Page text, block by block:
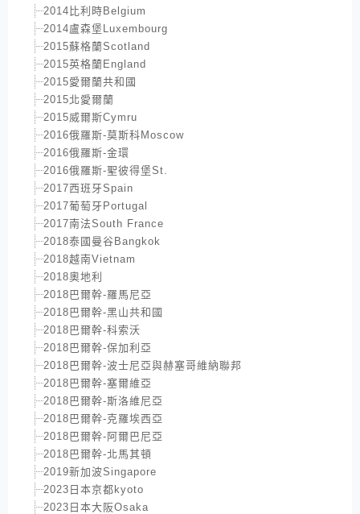
2014比利時Belgium
2014盧森堡Luxembourg
2015蘇格蘭Scotland
2015英格蘭England
2015愛爾蘭共和國
2015北愛爾蘭
2015威爾斯Cymru
2016俄羅斯-莫斯科Moscow
2016俄羅斯-金環
2016俄羅斯-聖彼得堡St.
2017西班牙Spain
2017葡萄牙Portugal
2017南法South France
2018泰國曼谷Bangkok
2018越南Vietnam
2018奧地利
2018巴爾幹-羅馬尼亞
2018巴爾幹-黑山共和國
2018巴爾幹-科索沃
2018巴爾幹-保加利亞
2018巴爾幹-波士尼亞與赫塞哥維納聯邦
2018巴爾幹-塞爾維亞
2018巴爾幹-斯洛維尼亞
2018巴爾幹-克羅埃西亞
2018巴爾幹-阿爾巴尼亞
2018巴爾幹-北馬其頓
2019新加波Singapore
2023日本京都kyoto
2023日本大阪Osaka